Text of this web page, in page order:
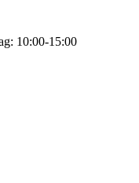
10:00-15:00